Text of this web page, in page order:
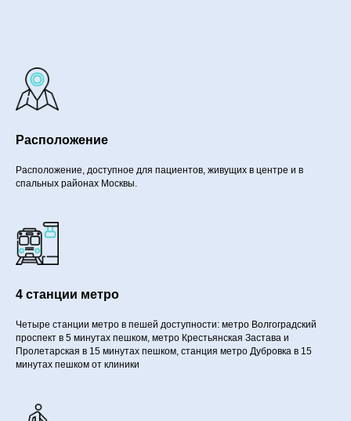
Расположение
Расположение, доступное для пациентов, живущих в центре и в
спальных районах Москвы.
4 станции метро
Четыре станции метро в пешей доступности: метро Волгоградский
проспект в 5 минутах пешком, метро Крестьянская Застава и
Пролетарская в 15 минутах пешком, станция метро Дубровка в 15
минутах пешком от клиники